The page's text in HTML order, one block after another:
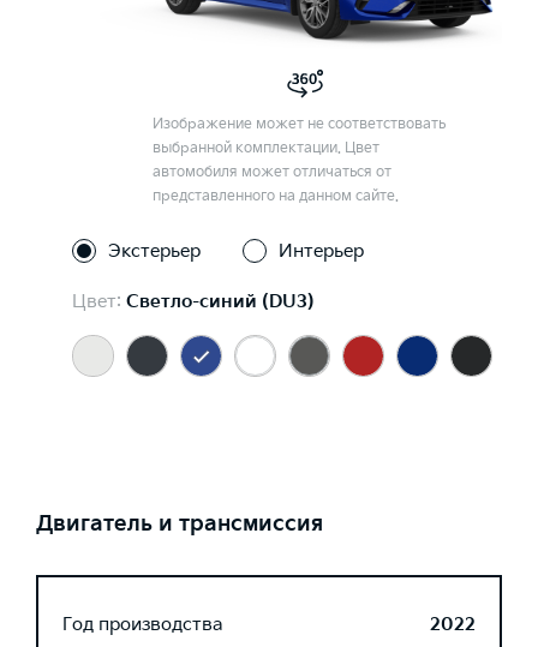
Изображение может не соответствовать
выбранной комплектации. Цвет
автомобиля может отличаться от
представленного на данном сайте.
Экстерьер Интерьер
Цвет: Светло-синий (DU3)
Двигатель и трансмиссия
Год производства
2022